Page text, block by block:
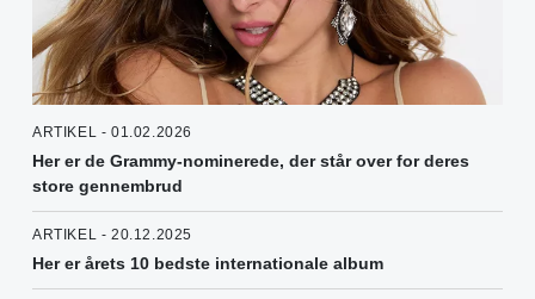
ARTIKEL - 01.02.2026
Her er de Grammy-nominerede, der står over for deres
store gennembrud
ARTIKEL - 20.12.2025
Her er årets 10 bedste internationale album